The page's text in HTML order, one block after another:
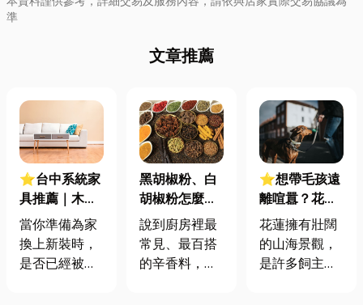
準
文章推薦
⭐台中系統家
具推薦｜木作
vs系統家具：
一次搞懂三種
裝潢模式的差
當你準備為家
換上新裝時，
是否已經被設
黑胡椒粉、白
胡椒粉怎麼
選？料理必備
的小秘密
說到廚房裡最
常見、最百搭
的辛香料，胡
⭐想帶毛孩遠
離喧囂？花蓮
寵物友善民宿
挑選指南：從
空間安全到心
花蓮擁有壯闊
的山海景觀，
是許多飼主帶